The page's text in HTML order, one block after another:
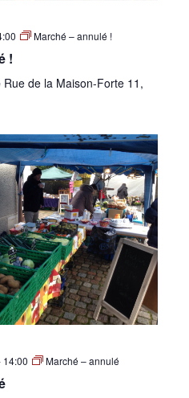
Marché – annulé !
!
Rue de la Maison-Forte 11,
14:00 Marché – annulé